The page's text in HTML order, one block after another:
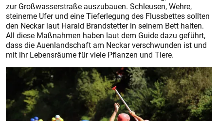
zur Großwasserstraße auszubauen. Schleusen, Wehre,
steinerne Ufer und eine Tieferlegung des Flussbettes sollten
den Neckar laut Harald Brandstetter in seinem Bett halten.
All diese Maßnahmen haben laut dem Guide dazu geführt,
dass die Auenlandschaft am Neckar verschwunden ist und
mit ihr Lebensräume für viele Pflanzen und Tiere.